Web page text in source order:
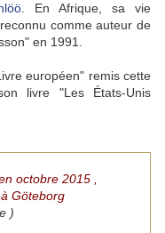
. En Afrique, sa vie
comme auteur de
en 1991.
européen" remis cette
livre "Les États-Unis
octobre 2015 ,
Göteborg
)